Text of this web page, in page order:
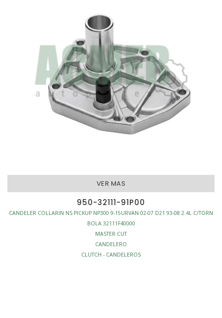
VER MAS
950-32111-91P00
CANDELER COLLARIN NS PICKUP NP300 9-15URVAN 02-07 D21 93-08 2.4L C/TORN
BOLA 32111F40000
MASTER CUT
CANDELERO
CLUTCH - CANDELEROS